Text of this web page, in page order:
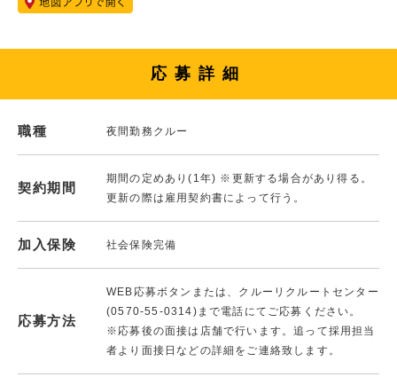
応募詳細
職種 夜間勤務クルー
契約期間
期間の定めあり(1年) ※更新する場合があり得る。
更新の際は雇用契約書によって行う。
加入保険 社会保険完備
応募方法
WEB応募ボタンまたは、クルーリクルートセンター
(0570-55-0314)まで電話にてご応募ください。
※応募後の面接は店舗で行います。追って採用担当
者より面接日などの詳細をご連絡致します。